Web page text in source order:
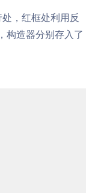
，红框处利用反
构造器分别存入了